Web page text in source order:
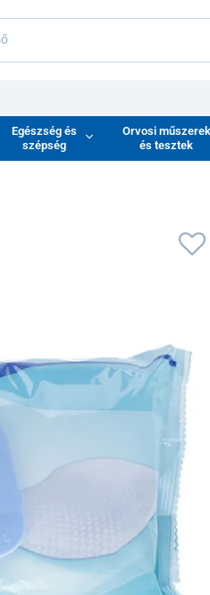
Egészség és
szépség
Orvosi műszerek
és tesztek